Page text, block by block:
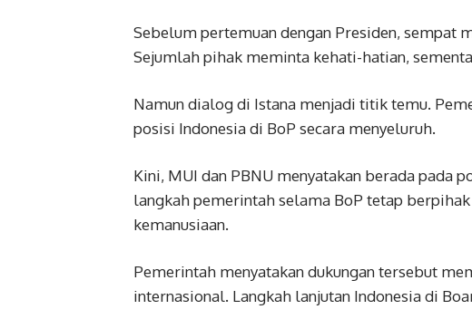
Sebelum pertemuan dengan Presiden, sempat
Sejumlah pihak meminta kehati-hatian,
Namun dialog di Istana menjadi titik temu.
posisi Indonesia di BoP secara menyeluruh.
Kini, MUI dan PBNU menyatakan berada pada
langkah pemerintah selama BoP tetap
kemanusiaan.
Pemerintah menyatakan dukungan tersebut
internasional. Langkah lanjutan Indonesia di